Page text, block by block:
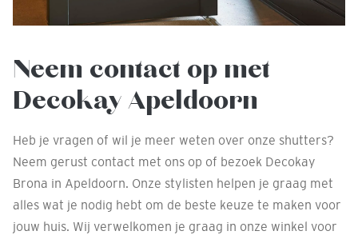
Neem contact op met
Decokay Apeldoorn
Heb je vragen of wil je meer weten over onze shutters?
Neem gerust contact met ons op of bezoek Decokay
Brona in Apeldoorn. Onze stylisten helpen je graag met
alles wat je nodig hebt om de beste keuze te maken voor
jouw huis. Wij verwelkomen je graag in onze winkel voor